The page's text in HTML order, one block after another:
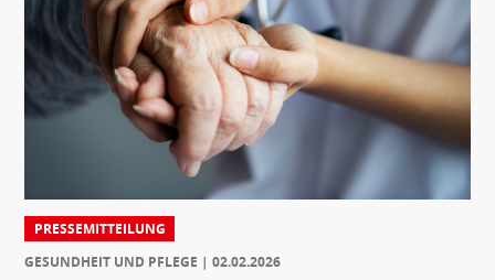
PRESSEMITTEILUNG
GESUNDHEIT UND PFLEGE
02.02.2026